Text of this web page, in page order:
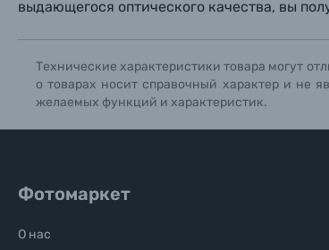
выдающегося оптического качества, вы
Технические характеристики товара могут
о товарах носит справочный характер и не
желаемых функций и характеристик.
Фотомаркет
О нас